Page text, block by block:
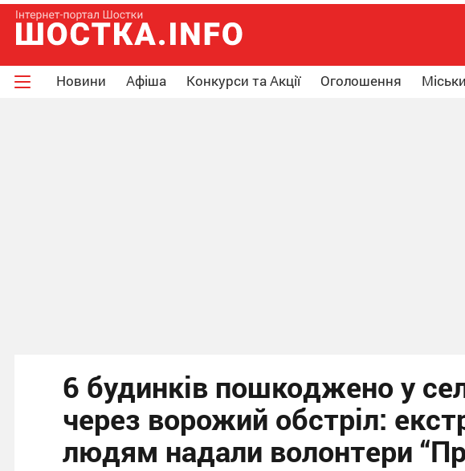
Новини Афіша Конкурси та Акції Оголошення
6 будинків пошкоджено у
через ворожий обстріл:
людям надали волонтери